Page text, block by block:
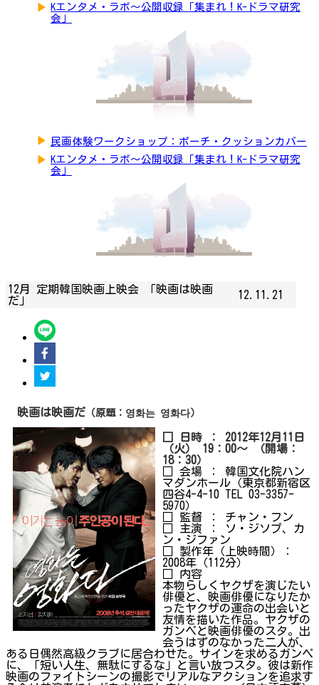
▶ Kエンタメ・ラボ～公開収録「集まれ！K-ドラマ研究
会」
▶ 民画体験ワークショップ：ポーチ・クッションカバー
▶ Kエンタメ・ラボ～公開収録「集まれ！K-ドラマ研究
会」
12月 定期韓国映画上映会 「映画は映画
だ」
12.11.21
映画は映画だ （原題： 영화는 영화다）
□ 日時 ： 2012年12月11日
（火） 19：00～ （開場：
18：30）
□ 会場 ： 韓国文化院ハン
マダンホール（東京都新宿区
四谷4-4-10 TEL 03-3357-
5970）
□ 監督 ： チャン・フン
□ 主演 ： ソ・ジソプ、カ
ン・ジファン
□ 製作年（上映時間）：
2008年（112分）
□ 内容
本物らしくヤクザを演じたい
俳優と、映画俳優になりたか
ったヤクザの運命の出会いと
友情を描いた作品。ヤクザの
ガンペと映画俳優のスタ。出
会うはずのなかった二人が、
ある日偶然高級クラブに居合わせた。サインを求めるガンペ
に、「短い人生、無駄にするな」と言い放つスタ。彼は新作
映画のファイトシーンの撮影でリアルなアクションを追求す